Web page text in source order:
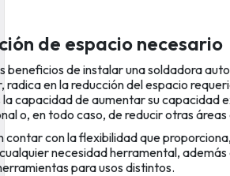
de espacio necesario
beneficios de instalar una soldadora
radica en la reducción del espacio
la capacidad de aumentar su capacidad
o, en todo caso, de reducir otras
contar con la flexibilidad que
necesidad herramental,
para usos distintos.